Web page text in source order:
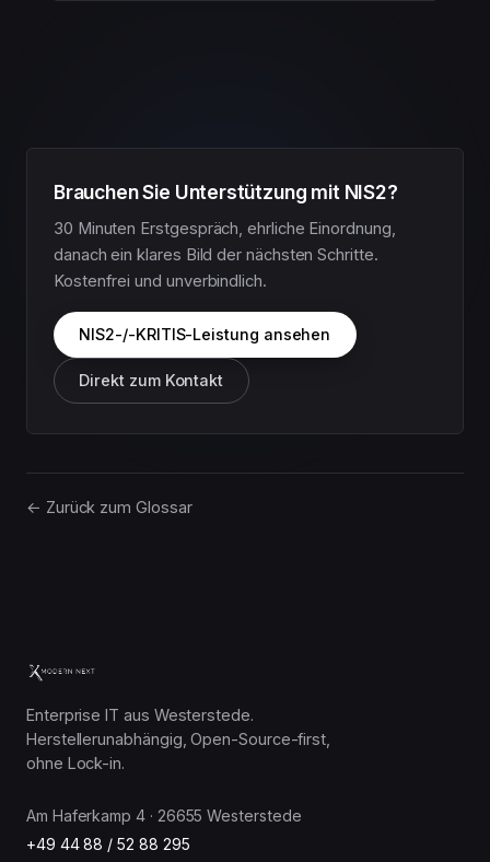
Brauchen Sie Unterstützung mit NIS2?
30 Minuten Erstgespräch, ehrliche Einordnung,
danach ein klares Bild der nächsten Schritte.
Kostenfrei und unverbindlich.
NIS2-/-KRITIS-Leistung ansehen
Direkt zum Kontakt
← Zurück zum Glossar
Enterprise IT aus Westerstede.
Herstellerunabhängig, Open-Source-first,
ohne Lock-in.
Am Haferkamp 4 · 26655 Westerstede
+49 44 88 / 52 88 295